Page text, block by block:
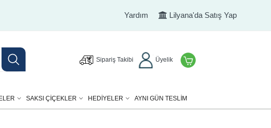
Yardım Lilyana'da Satış Yap
Sipariş Takibi Üyelik
SAKSI ÇIÇEKLER HEDIYELER AYNI GÜN TESLİM